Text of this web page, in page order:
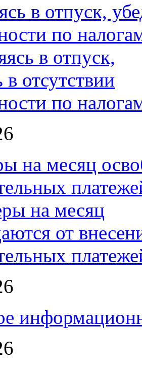
в отпуск,
по
на месяц